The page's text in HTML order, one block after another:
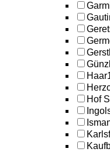
Haar
Hof